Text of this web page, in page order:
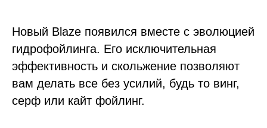
Новый Blaze появился вместе с эволюцией
гидрофойлинга. Его исключительная
эффективность и скольжение позволяют
вам делать все без усилий, будь то винг,
серф или кайт фойлинг.